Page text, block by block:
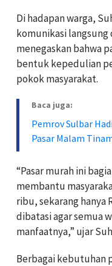
Di hadapan warga,
komunikasi langsung
menegaskan bahwa
bentuk kepedulian
pokok masyarakat.
Baca juga:
Pemrov Sulbar
Pasar Malam
“Pasar murah ini
membantu
ribu, sekarang hanya
dibatasi agar semua
manfaatnya,” ujar
Berbagai kebutuhan